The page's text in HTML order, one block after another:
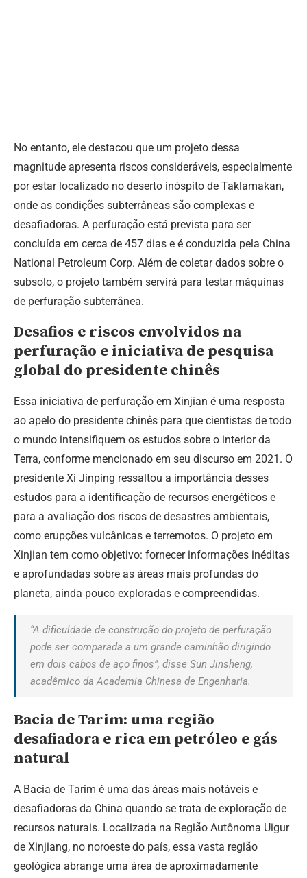
No entanto, ele destacou que um projeto dessa
magnitude apresenta riscos consideráveis, especialmente
por estar localizado no deserto inóspito de Taklamakan,
onde as condições subterrâneas são complexas e
desafiadoras. A perfuração está prevista para ser
concluída em cerca de 457 dias e é conduzida pela China
National Petroleum Corp. Além de coletar dados sobre o
subsolo, o projeto também servirá para testar máquinas
de perfuração subterrânea.
Desafios e riscos envolvidos na
perfuração e iniciativa de pesquisa
global do presidente chinês
Essa iniciativa de perfuração em Xinjian é uma resposta
ao apelo do presidente chinês para que cientistas de todo
o mundo intensifiquem os estudos sobre o interior da
Terra, conforme mencionado em seu discurso em 2021. O
presidente Xi Jinping ressaltou a importância desses
estudos para a identificação de recursos energéticos e
para a avaliação dos riscos de desastres ambientais,
como erupções vulcânicas e terremotos. O projeto em
Xinjian tem como objetivo: fornecer informações inéditas
e aprofundadas sobre as áreas mais profundas do
planeta, ainda pouco exploradas e compreendidas.
“A dificuldade de construção do projeto de perfuração
pode ser comparada a um grande caminhão dirigindo
em dois cabos de aço finos”, disse Sun Jinsheng,
acadêmico da Academia Chinesa de Engenharia.
Bacia de Tarim: uma região
desafiadora e rica em petróleo e gás
natural
A Bacia de Tarim é uma das áreas mais notáveis e
desafiadoras da China quando se trata de exploração de
recursos naturais. Localizada na Região Autônoma Uigur
de Xinjiang, no noroeste do país, essa vasta região
geológica abrange uma área de aproximadamente